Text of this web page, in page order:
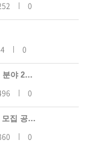
0
0
[외부] 2025 서울시 미래청년일자리 제로웨이스트 분야 2차 참여자 모집
0
[KoEF] 2025년 신규 인스트럭터 양성과정 참가자 모집 공고(~8/17)
0